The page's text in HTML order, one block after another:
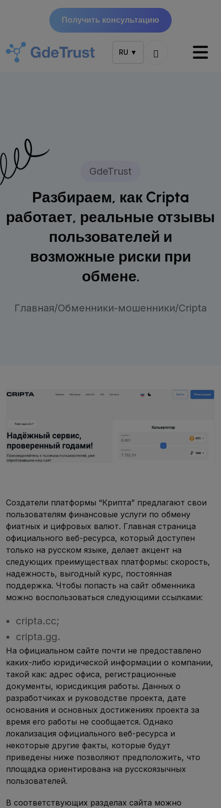
Получить консультацию
RU ▼
GdeTrust
Разбираем, как Cripta
работает, реальные отзывы
пользователей и
возможные риски при
обмене.
Главная/Обменники-мошенники/Cripta
Создатели платформы “Крипта” предлагают свои
пользователям финансовые услуги по обмену
фиатных и цифровых валют. Главная страница
официального веб-ресурса, который доступен
только на русском языке, делает акцент на
следующих преимуществах платформы: скорость,
надежность, выгодный курс, постоянная
поддержка. Чтобы попасть на сайт обменника
можно воспользоваться следующими ссылками:
cripta.cc;
cripta.gg.
На официальном сайте почти не предоставлено
каких-либо юридической информации о компании,
такой как: адрес офиса, регистрационные
документы, юрисдикция работы. Данных о
разработчиках и руководстве проекта, дате
основания и основных достижениях проекта за
время его работы не сообщается. Однако
локализация официального веб-ресурса и
некоторые другие факты, которые будут
приведены ниже позволяют предположить, что
площадка ориентирована на русскоязычных
пользователей.
В соответствующих разделах сайта можно